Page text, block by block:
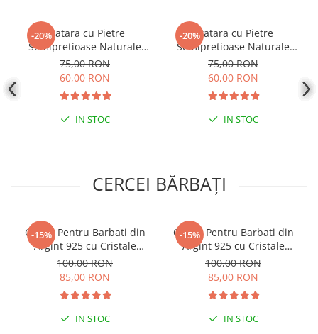
-20%Bratara cu Pietre
Semipretioase Naturale
Agat de 6mm, unisex
75,00 RON
60,00 RON
IN STOC
-20%Bratara cu Pietre
Semipretioase Naturale
Amazonit de 6mm, unisex
75,00 RON
60,00 RON
IN STOC
CERCEI BĂRBAȚI
-15%
Cercei Pentru Barbati din
Argint 925 cu Cristale
Zirconia Argintii
100,00 RON
85,00 RON
IN STOC
-15%
Cercei Pentru Barbati din
Argint 925 cu Cristale
Zirconia Negre
100,00 RON
85,00 RON
IN STOC